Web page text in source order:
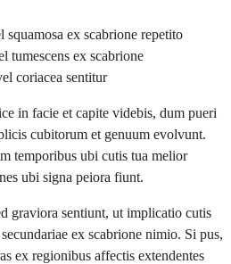
squamosa ex scabrione repetito
tumescens ex scabrione
coriacea sentitur
in facie et capite videbis, dum pueri
cubitorum et genuum evolvunt.
temporibus ubi cutis tua melior
ubi signa peiora fiunt.
graviora sentiunt, ut implicatio cutis
ex scabrione nimio. Si pus,
ex regionibus affectis extendentes